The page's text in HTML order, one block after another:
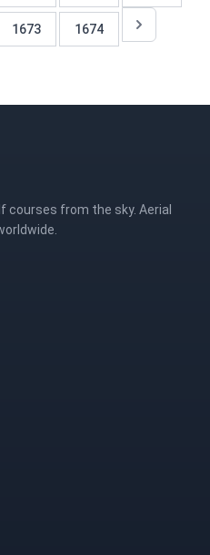
1673 1674
courses from the sky. Aerial